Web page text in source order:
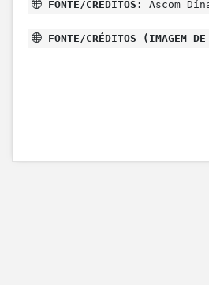
FONTE/CRÉDITOS: Ascom
FONTE/CRÉDITOS (IMAGEM